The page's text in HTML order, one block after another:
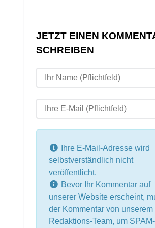
JETZT EINEN
SCHREIBEN
Ihre E-Mail-Adresse wird
selbstverständlich nicht
veröffentlicht.
Bevor Ihr Kommentar auf
unserer Website erscheint,
der Kommentar von unserem
Redaktions-Team, um SPAM-